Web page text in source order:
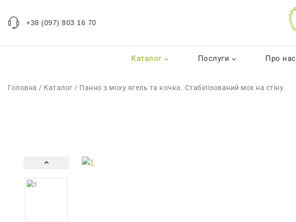
+38 (097) 803 16 70
Каталог Послуги Про нас
Головна / Каталог / Панно з моху ягель та кочка. Стабілізований мох на стіну